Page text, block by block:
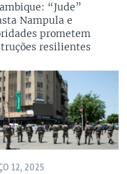
“Jude”
Nampula e
prometem
resilientes
12, 2025